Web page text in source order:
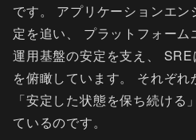
です。 アプリケーションエ
定を追い、 プラットフォーム
運用基盤の安定を支え、
を俯瞰しています。 それぞ
「安定した状態を保ち続ける
ているのです。